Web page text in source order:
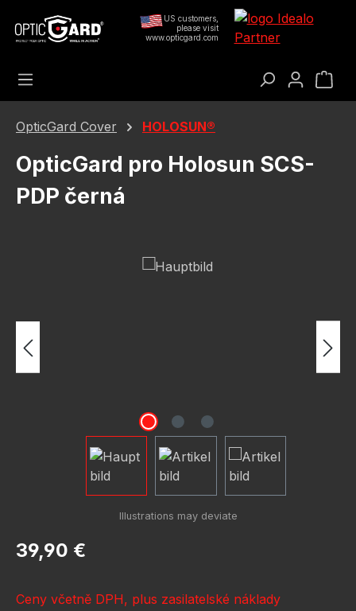
Přejít na hlavní obsah
US customers,
please visit
www.opticgard.com
OpticGard Cover HOLOSUN®
OpticGard pro Holosun SCS-
PDP černá
Přeskočit galerii obrázků
Běžná cena:
39,90 €
Ceny včetně DPH, plus zasilatelské náklady